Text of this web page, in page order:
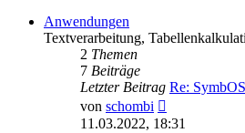
Anwendungen
Textverarbeitung,
2 Themen
7 Beiträge
Letzter Beitrag Re:
von schombi
Beitrag
11.03.2022, 18:31